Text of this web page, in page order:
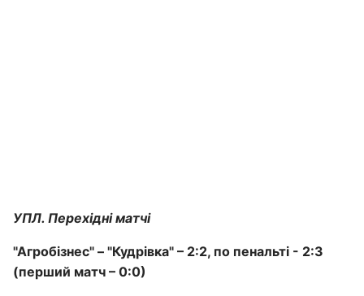
УПЛ. Перехідні матчі
"Агробізнес" – "Кудрівка" – 2:2, по пенальті - 2:3
(перший матч – 0:0)